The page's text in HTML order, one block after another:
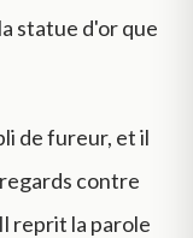
statue d'or que
de fureur, et il
contre
reprit la parole